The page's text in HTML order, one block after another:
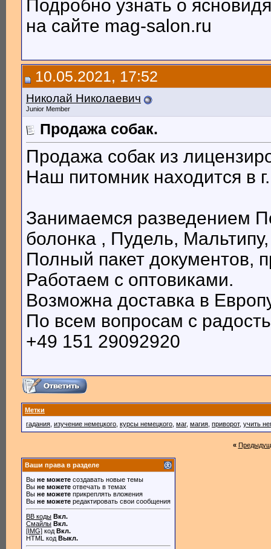
Подробно узнать о
на сайте mag-salon.ru
10.05.2021, 17:52
Николай Николаевич
Junior Member
Продажа собак.
Продажа собак из
Наш питомник находится в
Занимаемся разведением
болонка , Пудель,
Полный пакет документов,
Работаем с оптовиками.
Возможна доставка в
По всем вопросам с
+49 151 29092920
Метки
гадания изучение немецкого курсы немецкого маг, магия приворот, учить
«
Ваши права в разделе
Вы не можете создавать новые темы
Вы не можете отвечать в темах
Вы не можете прикреплять вложения
Вы не можете редактировать свои сообщения
BB коды Вкл.
Смайлы Вкл.
[IMG] код Вкл.
HTML код Выкл.